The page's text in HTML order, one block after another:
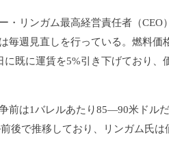
・リンガム最高経営責任者（CEO）
毎週見直しを行っている。 燃料価
既に運賃を5%引き下げており、
前は1バレルあたり85―90米ドル
後で推移しており、
リンガム氏